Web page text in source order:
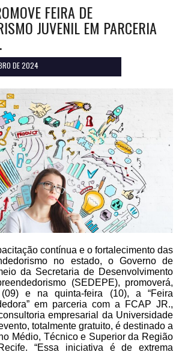
FEIRA DE
JUVENIL EM PARCERIA
DE 2024
contínua e o fortalecimento das
no estado, o Governo de
da Secretaria de Desenvolvimento
(SEDEPE), promoverá,
(09) e na quinta-feira (10), a “Feira
em parceria com a FCAP JR.,
empresarial da Universidade
totalmente gratuito, é destinado a
Médio, Técnico e Superior da Região
“Essa iniciativa é de extrema